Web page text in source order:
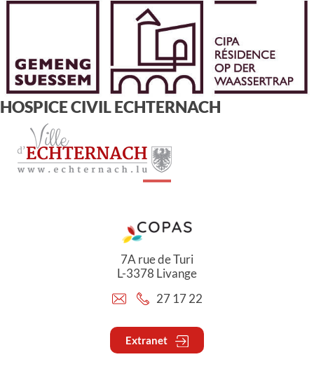
HOSPICE CIVIL ECHTERNACH
7A rue de Turi
L-3378 Livange
27 17 22
Extranet